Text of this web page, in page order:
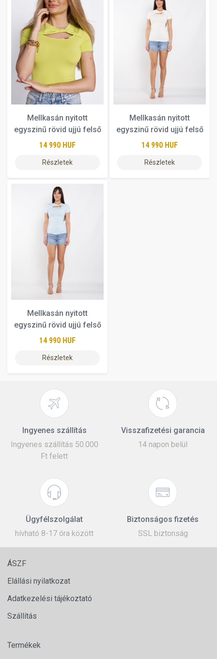
Mellkasán nyitott
egyszinű rövid ujjú felső
14 990 HUF
Részletek
Mellkasán nyitott
egyszinű rövid ujjú felső
14 990 HUF
Részletek
Mellkasán nyitott
egyszinű rövid ujjú felső
14 990 HUF
Részletek
Ingyenes szállítás
Ingyenes szállítás 50.000
Ft felett
Visszafizetési garancia
14 napon belül
Ügyfélszolgálat
hívható 8-17 óra között
Biztonságos fizetés
SSL biztonság
ÁSZF
Elállási nyilatkozat
Adatkezelési tájékoztató
Szállítás
Termékek